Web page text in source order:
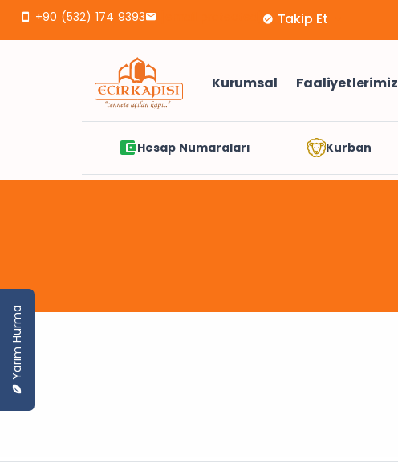
Yarım Hurma
+90 (532) 174 9393 Takip Et
Kurumsal Faaliyetlerimiz
Hesap Numaraları Kurban